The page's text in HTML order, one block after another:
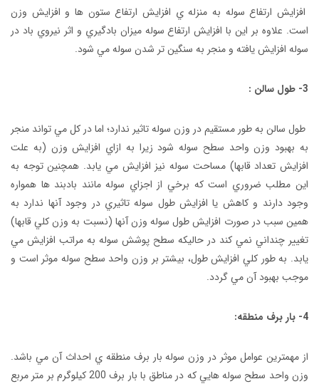
افزايش ارتفاع سوله به منزله ي افزايش ارتفاع ستون ها و افزايش وزن
است. علاوه بر اين با افزايش ارتفاع سوله ميزان بادگيري و اثر نيروي باد در
سوله افزايش يافته و منجر به سنگين تر شدن سوله مي شود.
3- طول سالن :
طول سالن به طور مستقيم در وزن سوله تاثير ندارد؛ اما در کل مي تواند منجر
به بهبود وزن واحد سطح سوله شود زيرا به ازاي افزايش وزن (به علت
افزايش تعداد قابها) مساحت سوله نيز افزايش مي يابد. همچنين توجه به
اين مطلب ضروري است که برخي از اجزاي سوله مانند بادبند ها همواره
وجود دارند و کاهش يا افزايش طول سوله تاثيري در وجود آنها ندارد به
همين سبب در صورت افزايش طول سوله وزن آنها (نسبت به وزن کلي قابها)
تغيير چنداني نمي کند در حاليکه سطح پوشش سوله به مراتب افزايش مي
يابد. به طور کلي افزايش طول، بيشتر بر وزن واحد سطح سوله موثر است و
موجب بهبود آن مي گردد.
4- بار برف منطقه:
از مهمترين عوامل موثر در وزن سوله بار برف منطقه ي احداث آن مي باشد.
وزن واحد سطح سوله هايي که در مناطق با بار برف 200 کيلوگرم بر متر مربع